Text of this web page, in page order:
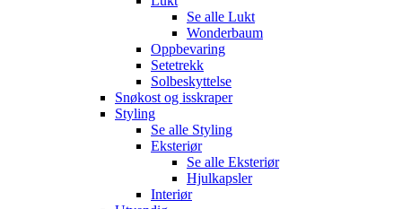
Se alle Lukt
Wonderbaum
Oppbevaring
Setetrekk
Solbeskyttelse
Snøkost og isskraper
Styling
Se alle Styling
Eksteriør
Se alle Eksteriør
Hjulkapsler
Interiør